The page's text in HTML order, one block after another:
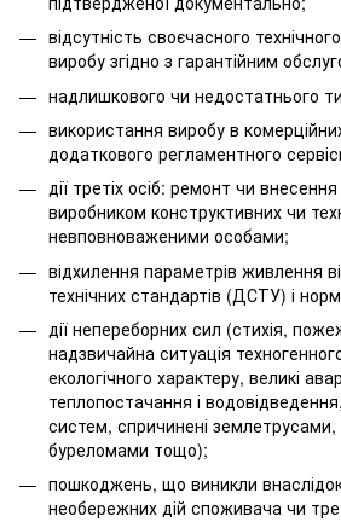
відсутність своєчасного
виробу згідно з гарантійним
надлишкового чи недостатнього
використання виробу в
додаткового регламентного
дії третіх осіб: ремонт чи
виробником конструктивних чи
невповноваженими особами;
відхилення параметрів живлення
технічних стандартів (ДСТУ) і
дії непереборних сил (стихія,
надзвичайна ситуація
екологічного характеру, великі
теплопостачання і
систем, спричинені
буреломами тощо);
пошкоджень, що виникли
необережних дій споживача чи